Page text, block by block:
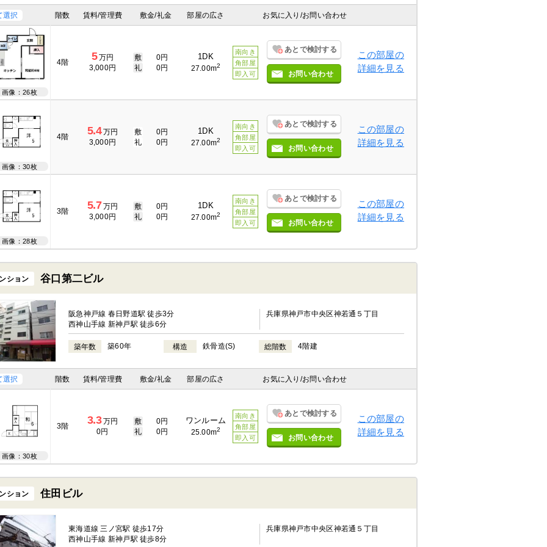
選択 階数 賃料/管理費 敷金/礼金 部屋の広さ お気に入り /お問い合わせ
画像：26枚
4階 5万円
3,000円
敷
0円
礼
0円
1DK
27.00m2
南向き
角部屋
即入可
あとで検討する
お問い合わせ
この部屋の
詳細を見る
画像：30枚
4階 5.4万円
3,000円
敷
0円
礼
0円
1DK
27.00m2
南向き
角部屋
即入可
あとで検討する
お問い合わせ
この部屋の
詳細を見る
画像：28枚
3階 5.7万円
3,000円
敷
0円
礼
0円
1DK
27.00m2
南向き
角部屋
即入可
あとで検討する
お問い合わせ
この部屋の
詳細を見る
ション 谷口第二ビル
阪急神戸線 春日野道駅 徒歩3分
西神山手線 新神戸駅 徒歩6分
兵庫県神戸市中央区神若通５丁目
築年数 築60年 構造 鉄骨造(S) 総階数 4階建
選択 階数 賃料/管理費 敷金/礼金 部屋の広さ お気に入り /お問い合わせ
画像：30枚
3階 3.3万円
0円
敷
0円
礼
0円
ワンルーム
25.00m2
南向き
角部屋
即入可
あとで検討する
お問い合わせ
この部屋の
詳細を見る
ション 住田ビル
東海道線 三ノ宮駅 徒歩17分
西神山手線 新神戸駅 徒歩8分
兵庫県神戸市中央区神若通５丁目